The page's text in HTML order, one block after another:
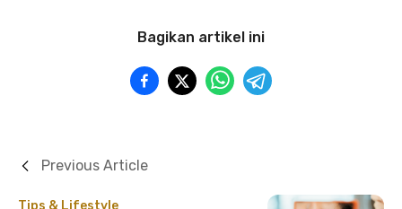
Bagikan artikel ini
Tips & Lifestyle
Previous Article